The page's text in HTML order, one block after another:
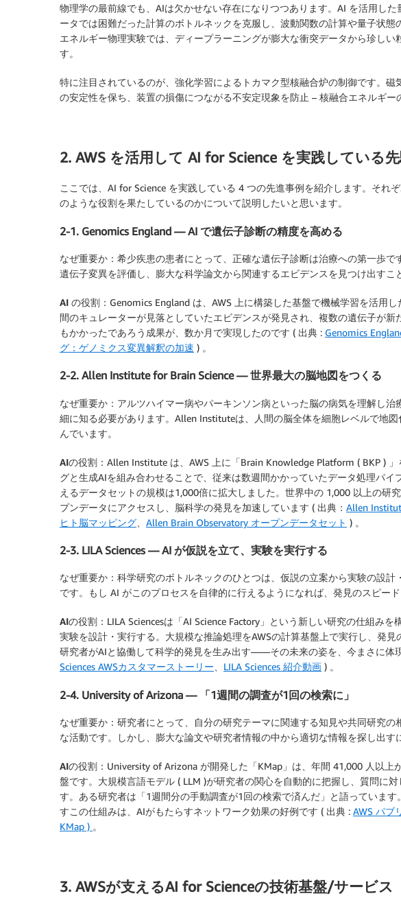
物理学の最前線でも、AIは欠かせない存在になりつつあります。AI を活用し
ータでは困難だった計算のボトルネックを克服し、波動関数の計算や量子状態
エネルギー物理実験では、ディープラーニングが膨大な衝突データから珍しい
す。
特に注目されているのが、強化学習によるトカマク型核融合炉の制御です。
の安定性を保ち、装置の損傷につながる不安定現象を防止 – 核融合エネルギー
2. AWS を活用して AI for Science を実践している
ここでは、AI for Science を実践している 4 つの先進事例を紹介します。それ
のような役割を果たしているのかについて説明したいと思います。
2-1. Genomics England — AI で遺伝子診断の精度を高める
なぜ重要か： 希少疾患の患者にとって、正確な遺伝子診断は治療への第一歩
遺伝子変異を評価し、膨大な科学論文から関連するエビデンスを見つけ出すこ
AI の役割： Genomics England は、AWS 上に構築した基盤で機械学習を活用
間のキュレーターが見落としていたエビデンスが発見され、複数の遺伝子が
もかかったであろう成果が、数か月で実現したのです ( 出典 : Genomics
グ：ゲノミクス変異解釈の加速 ) 。
2-2. Allen Institute for Brain Science — 世界最大の脳地図をつくる
なぜ重要か： アルツハイマー病やパーキンソン病といった脳の病気を理解し
細に知る必要があります。Allen Instituteは、人間の脳全体を細胞レベルで地
んでいます。
AIの役割： Allen Institute は、AWS 上に「Brain Knowledge Platform ( BKP )
グと生成AIを組み合わせることで、従来は数週間かかっていたデータ処理パ
えるデータセットの規模は1,000倍に拡大しました。世界中の 1,000 以上の研
プンデータにアクセスし、脳科学の発見を加速しています ( 出典： Allen
ヒト脳マッピング
Allen Brain Observatory オープンデータセット ) 。
2-3. LILA Sciences — AI が仮説を立て、実験を実行する
なぜ重要か： 科学研究のボトルネックのひとつは、仮説の立案から実験の設計
です。もし AI がこのプロセスを自律的に行えるようになれば、発見のスピード
AIの役割： LILA Sciencesは「AI Science Factory」という新しい研究の仕組みを
実験を設計・実行する。大規模な推論処理をAWSの計算基盤上で実行し、発見
研究者がAIと協働して科学的発見を生み出す——その未来の姿を、今まさに体
Sciences AWSカスタマーストーリー、 LILA Sciences 紹介動画 ) 。
2-4. University of Arizona — 「1週間の調査が1回の検索に」
なぜ重要か： 研究者にとって、自分の研究テーマに関連する知見や共同研究
な活動です。しかし、膨大な論文や研究者情報の中から適切な情報を探し出す
AIの役割： University of Arizona が開発した「KMap」は、年間 41,000 人以上
盤です。大規模言語モデル ( LLM )が研究者の関心を自動的に把握し、質問に
す。ある研究者は「1週間分の手動調査が1回の検索で済んだ」と語っていま
すこの仕組みは、AIがもたらすネットワーク効果の好例です ( 出典 : AWS パブ
KMap ) 。
3. AWSが支えるAI for Scienceの技術基盤/サービス